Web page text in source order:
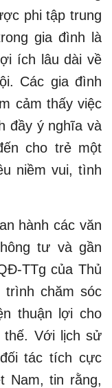
phi tập trung
gia đình là
ích lâu dài về
Các gia đình
cảm thấy việc
đầy ý nghĩa và
cho trẻ một
niềm vui, tình
hành các văn
tư và gần
TTg của Thủ
chăm sóc
thuận lợi cho
thế. Với lịch sử
tác tích cực
Nam, tin rằng,